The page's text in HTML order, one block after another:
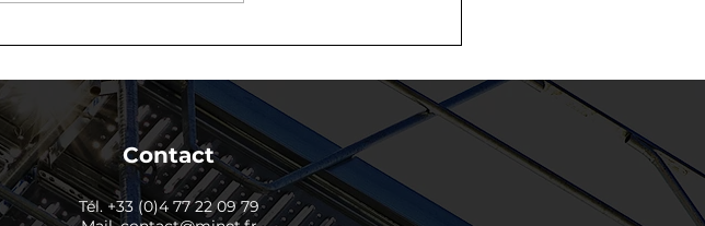
technicien au sein du
bureau d'étude MINET
Industrie
Contact
Tél. +33 (0)4 77 22 09 79